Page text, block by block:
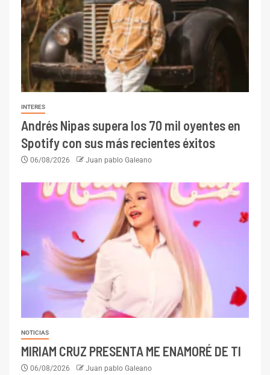
INTERES
Andrés Nipas supera los 70 mil oyentes en
Spotify con sus más recientes éxitos
06/08/2026 Juan pablo Galeano
NOTICIAS
MIRIAM CRUZ PRESENTA ME ENAMORÉ DE TI
06/08/2026 Juan pablo Galeano